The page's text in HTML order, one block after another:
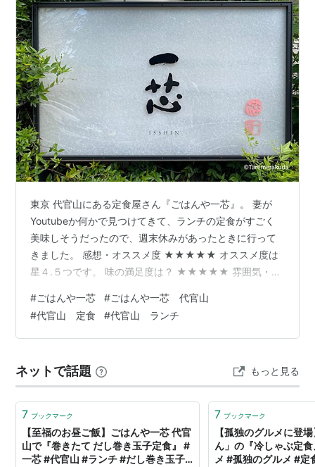
東京 代官山にある定食屋さん『ごはんや一芯』。 妻が
Youtubeか何かで見つけてきて、ランチの定食がすごく
美味しそうだったので、週末休みがあったときに行って
きました。 感想・オススメ度 ★★★★★ オススメ度は
星４.５つです。 味の満足度は？ ★★★★★ 雰囲気・清
★★★★☆ 家族・友人と再来店したいか？ ★★★★★
味は確かに美味しい 豚の角煮がオススメ 価格帯は1300
円～2000円台 待ち時間が長いのが難点 アクセス・待ち
ろ、飯倉屋敷の前にあります。 >>Googleマップ ランチ
は11:…
#ごはんや一芯 #ごはんや一芯 代官山
#代官山 定食 #代官山 ランチ
ネットで話題 もっと見る
7 ブックマーク
【至福のお昼ご飯】ごはんや一芯 代官
山で『巻きたて だし巻き玉子定食』 #
一芯 #代官山 #ランチ #だし巻き玉子 #
7 ブックマーク
【孤独のグルメに登
ん」の『冷しゃぶ定
メ #孤独のグルメ #定